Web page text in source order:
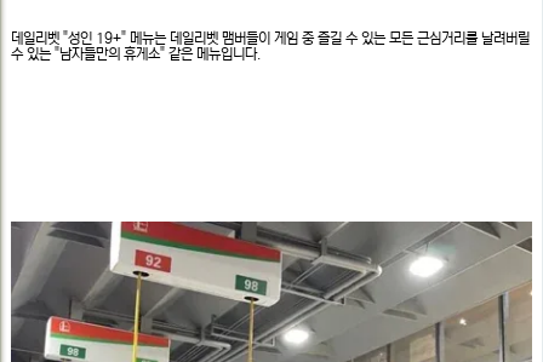
정
보
데일리벳 "성인 19+" 메뉴는 데일리벳 맴버들이 게임 중 즐길 수 있는 모든 근심거리를 날려버릴
수 있는 "남자들만의 휴게소" 같은 메뉴입니다.